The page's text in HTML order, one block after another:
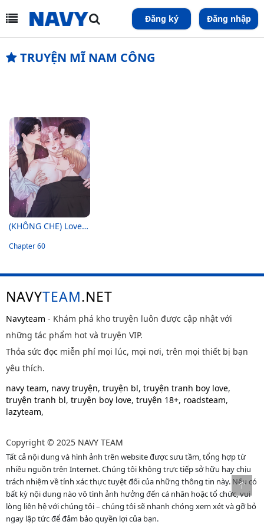
Đăng ký Đăng nhập
TRUYỆN MĨ NAM CÔNG
(KHÔNG CHE) Love Remedy
Chapter 60
NAVYTEAM.NET
Navyteam - Khám phá kho truyện luôn được cập nhật với
những tác phẩm hot và truyện VIP.
Thỏa sức đọc miễn phí mọi lúc, mọi nơi, trên mọi thiết bị bạn
yêu thích.
navy team, navy truyện, truyện bl, truyện tranh boy love,
truyện tranh bl, truyện boy love, truyện 18+, roadsteam,
lazyteam,
Copyright © 2025 NAVY TEAM
Tất cả nội dung và hình ảnh trên website được sưu tầm, tổng hợp từ
nhiều nguồn trên Internet. Chúng tôi không trực tiếp sở hữu hay chịu
trách nhiệm về tính xác thực tuyệt đối của những thông tin này. Nếu có
bất kỳ nội dung nào vô tình ảnh hưởng đến cá nhân hoặc tổ chức, vui
lòng liên hệ với chúng tôi – chúng tôi sẽ nhanh chóng xem xét và gỡ bỏ
ngay lập tức để đảm bảo quyền lợi của bạn.